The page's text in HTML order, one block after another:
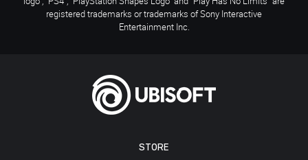
STORE
registered trademarks or trademarks of Sony Interactive
Entertainment Inc.